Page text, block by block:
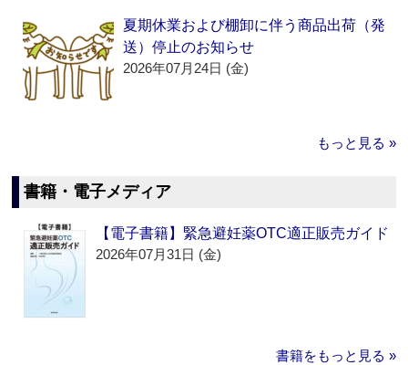
夏期休業および棚卸に伴う商品出荷（発
送）停止のお知らせ
2026年07月24日 (金)
もっと見る »
書籍・電子メディア
【電子書籍】緊急避妊薬OTC適正販売ガイド
2026年07月31日 (金)
書籍をもっと見る »